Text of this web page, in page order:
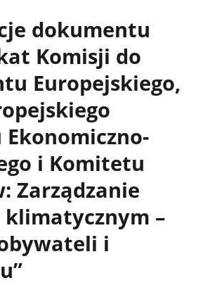
dokumentu
Komisji do
Europejskiego,
i Komitetu
Zarządzanie
–
i